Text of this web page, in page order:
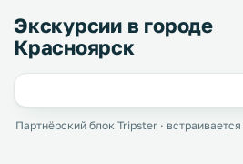
Экскурсии в городе
Красноярск
Партнёрский блок Tripster ·